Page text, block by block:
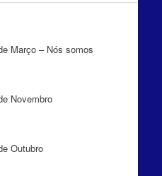
Março – Nós somos
Novembro
Outubro